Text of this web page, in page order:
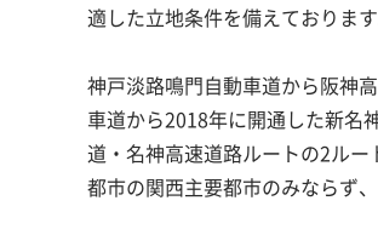
適した立地条件を備えております
神戸淡路鳴門自動車道から阪神
車道から2018年に開通した新名
道・名神高速道路ルートの2ル
都市の関西主要都市のみならず